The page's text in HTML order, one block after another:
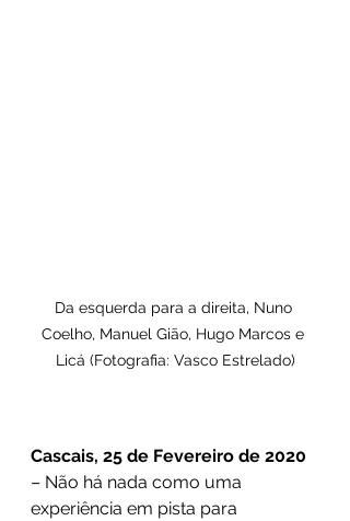
Da esquerda para a direita, Nuno
Coelho, Manuel Gião, Hugo Marcos e
Licá (Fotografia: Vasco Estrelado)
Cascais, 25 de Fevereiro de 2020
– Não há nada como uma
experiência em pista para